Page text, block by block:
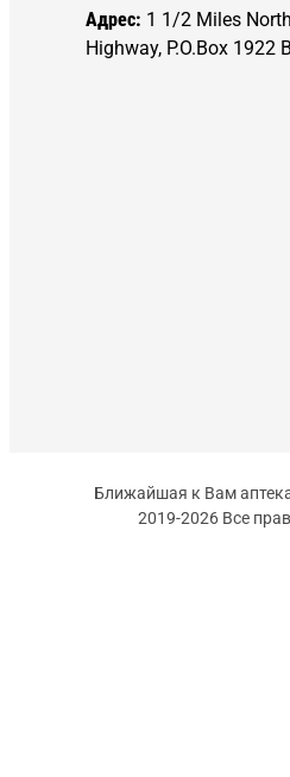
Адрес: 1 1/2 Miles
Highway, P.O.Box 1922
Ближайшая к Вам
2019-2026 Все